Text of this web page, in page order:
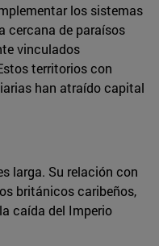
los sistemas
cercana de paraísos
vinculados
territorios con
han atraído capital
larga. Su relación con
británicos caribeños,
caída del Imperio